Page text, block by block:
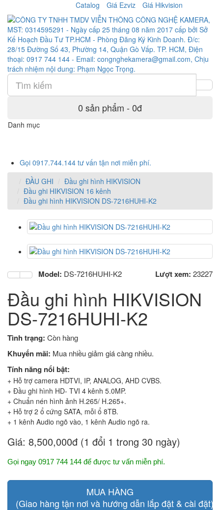
Catalog Giá Ezviz Giá Hikvision
0 sản phẩm - 0đ
Danh mục
Gọi 0917.744.144 tư vấn tận nơi miễn phí.
ĐẦU GHI
Đầu ghi hình HIKVISION
Đầu ghi HIKVISION 16 kênh
Đầu ghi hình HIKVISION DS-7216HUHI-K2
Model: DS-7216HUHI-K2 Lượt xem: 23227
Đầu ghi hình HIKVISION
DS-7216HUHI-K2
Tình trạng: Còn hàng
Khuyến mãi: Mua nhiều giảm giá càng nhiều.
Tính năng nổi bật:
+ Hỗ trợ camera HDTVI, IP, ANALOG, AHD CVBS.
+ Đầu ghi hình HD- TVI 4 kênh 5.0MP.
+ Chuẩn nén hình ảnh H.265/ H.265+.
+ Hỗ trợ 2 ổ cứng SATA, mỗi ổ 8TB.
+ 1 kênh Audio ngõ vào, 1 kênh Audio ngõ ra.
Giá: 8,500,000đ (1 đổi 1 trong 30 ngày)
Gọi ngay 0917 744 144 để được tư vấn miễn phí.
MUA HÀNG
(Giao hàng tận nơi và hướng dẫn lắp đặt & cài đặt)